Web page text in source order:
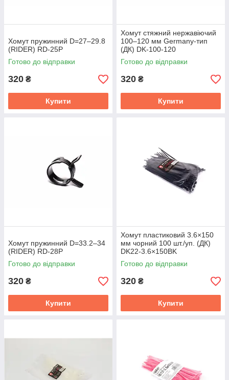
Хомут пружинний D=27–29.8
(RIDER) RD-25P
Готово до відправки
320 ₴
Купити
Хомут стяжний нержавіючий
100–120 мм Germany-тип
(ДК) DK-100-120
Готово до відправки
320 ₴
Купити
Хомут пружинний D=33.2–34
(RIDER) RD-28P
Готово до відправки
320 ₴
Купити
Хомут пластиковий 3.6×150
мм чорний 100 шт./уп. (ДК)
DK22-3.6×150BK
Готово до відправки
320 ₴
Купити